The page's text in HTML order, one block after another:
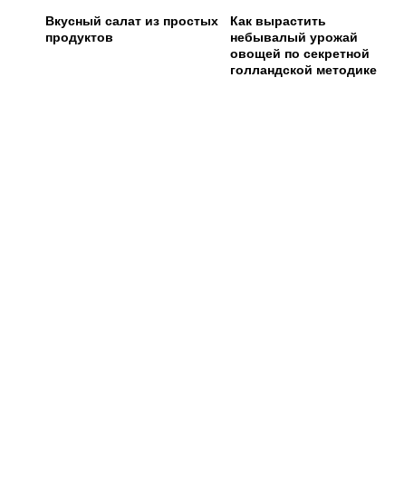
Вкусный салат из простых
продуктов
Как вырастить
небывалый урожай
овощей по секретной
голландской методике